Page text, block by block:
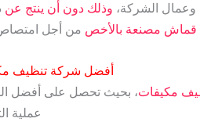
وعمال الشركة، وذلك دون أن ينتج عن
قماش مصنعة بالأخص من أجل امتصاص
أفضل شركة تنظيف
مكيفات، بحيث تحصل على أفضل
عملية